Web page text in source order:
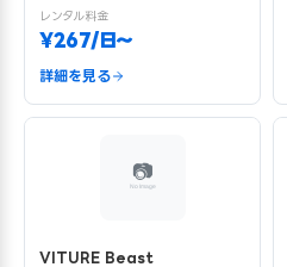
レンタル料金
¥267/日〜
詳細を見る
VITURE Beast